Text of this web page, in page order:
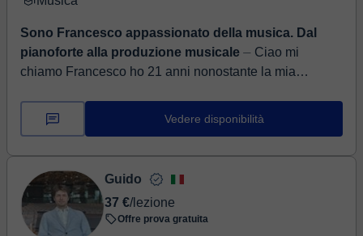
Sono Francesco appassionato della musica. Dal
pianoforte alla produzione musicale ⏤ Ciao mi
chiamo Francesco ho 21 anni nonostante la mia
frequentato il liceo musicale. Ad oggi sono dirett...
Vedere disponibilità
Guido
37 €/lezione
Offre prova gratuita